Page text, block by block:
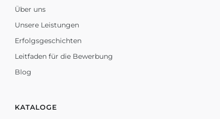
Über uns
Unsere Leistungen
Erfolgsgeschichten
Leitfaden für die Bewerbung
Blog
KATALOGE